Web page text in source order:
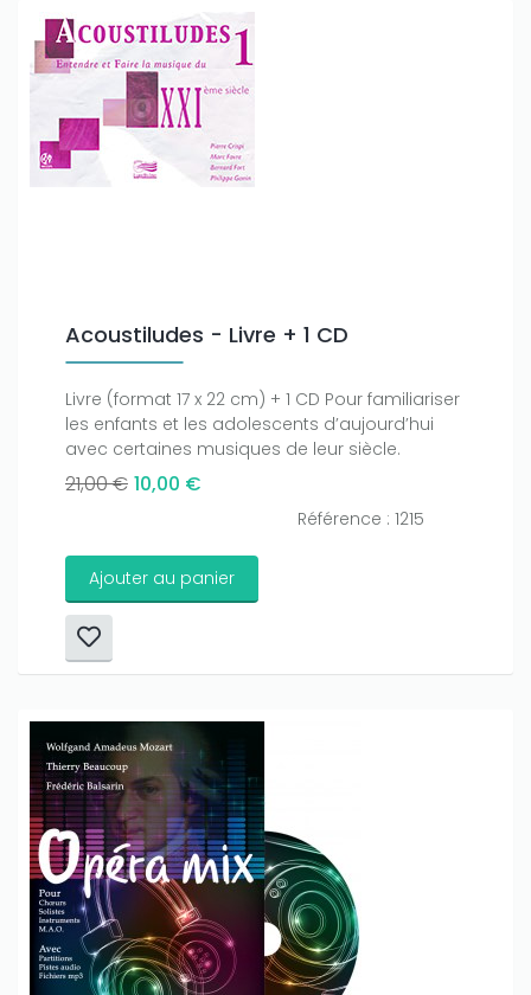
Acoustiludes - Livre + 1 CD
Livre (format 17 x 22 cm) + 1 CD Pour familiariser
les enfants et les adolescents d’aujourd’hui
avec certaines musiques de leur siècle.
21,00 € 10,00 €
Référence : 1215
Ajouter au panier